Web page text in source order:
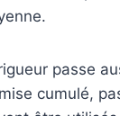
passe
cumulé,